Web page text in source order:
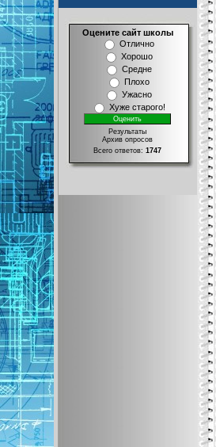
Оцените сайт школы
Отлично
Хорошо
Средне
Плохо
Ужасно
Хуже старого!
Результаты
Архив опросов
Всего ответов: 1747